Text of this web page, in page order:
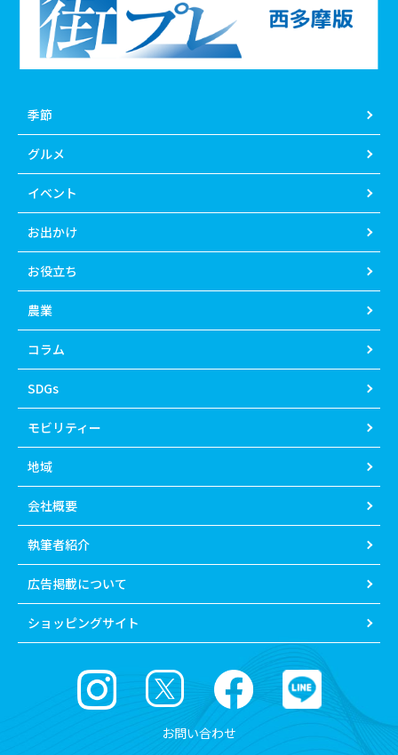
季節
グルメ
イベント
お出かけ
お役立ち
農業
コラム
SDGs
モビリティー
地域
会社概要
執筆者紹介
広告掲載について
ショッピングサイト
お問い合わせ